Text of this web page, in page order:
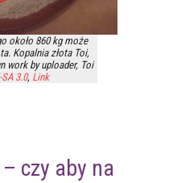
około 860 kg może
Kopalnia złota Toi,
work by uploader, Toi
SA 3.0, Link
czy aby na